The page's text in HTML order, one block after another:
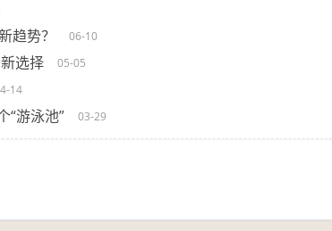
趋势？ 06-10
选择 05-05
14
“游泳池” 03-29